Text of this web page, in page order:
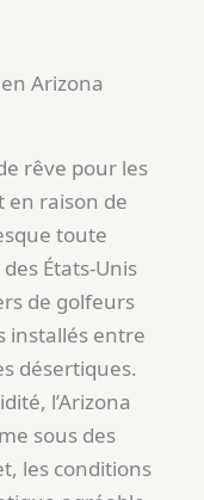
Arizona
rêve pour les
raison de
toute
États-Unis
de golfeurs
installés entre
désertiques.
l’Arizona
sous des
les conditions